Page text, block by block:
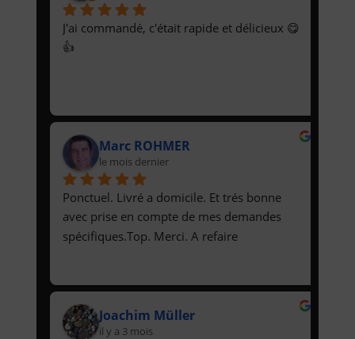
J'ai commandé, c'était rapide et délicieux 😋
👍
Marc ROHMER
le mois dernier
Ponctuel. Livré a domicile. Et trés bonne
avec prise en compte de mes demandes
spécifiques.Top. Merci. A refaire
Joachim Müller
il y a 3 mois